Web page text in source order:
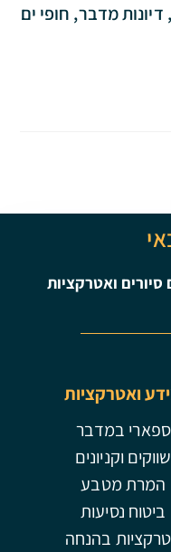
מדבר, חופי ים
סיורים ואטרקציות
ואטרקציות
ספארי במדבר
שווקים וקניונים
המרת מטבע
ביטוח נסיעות
בהנחה